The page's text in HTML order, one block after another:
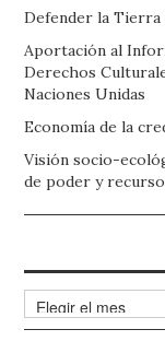
Defender la Tierra
Aportación al
Derechos
Naciones Unidas
Economía de la
Visión socio-
de poder y
Archivos